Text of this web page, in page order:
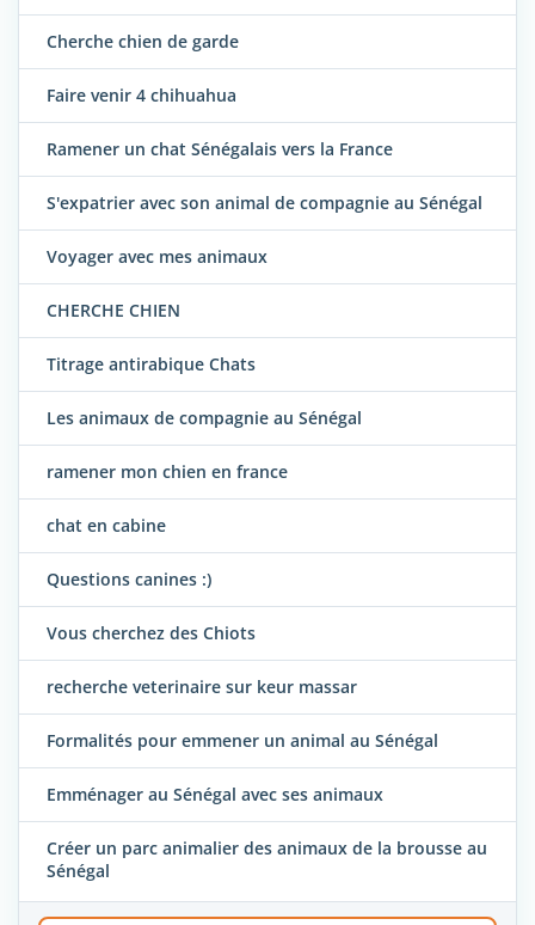
Cherche chien de garde
Faire venir 4 chihuahua
Ramener un chat Sénégalais vers la France
S'expatrier avec son animal de compagnie au Sénégal
Voyager avec mes animaux
CHERCHE CHIEN
Titrage antirabique Chats
Les animaux de compagnie au Sénégal
ramener mon chien en france
chat en cabine
Questions canines :)
Vous cherchez des Chiots
recherche veterinaire sur keur massar
Formalités pour emmener un animal au Sénégal
Emménager au Sénégal avec ses animaux
Créer un parc animalier des animaux de la brousse au
Sénégal